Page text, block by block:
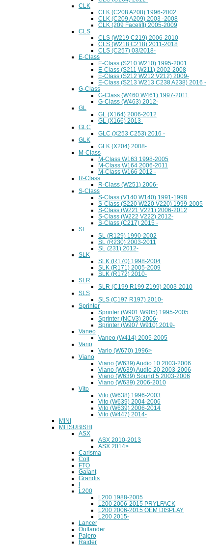
CLK
CLK (C208 A208) 1996-2002
CLK (C209 A209) 2003 -2008
CLK (209 Facelift) 2005-2009
CLS
CLS (W219 C219) 2006-2010
CLS (W218 C218) 2011-2018
CLS (C257) 03/2018-
E-Class
E-Class (S210 W210) 1995-2001
E-Class (S211 W211) 2002-2008
E-Class (S212 W212 V212) 2009-
E-Class (S213 W213 C238 A238) 2016 -
G-Class
G-Class (W460 W461) 1997-2011
G-Class (W463) 2012-
GL
GL (X164) 2006-2012
GL (X166) 2013-
GLC
GLC (X253 C253) 2016 -
GLK
GLK (X204) 2008-
M-Class
M-Class W163 1998-2005
M-Class W164 2006-2011
M-Class W166 2012 -
R-Class
R-Class (W251) 2006-
S-Class
S-Class (V140 W140) 1991-1998
S-Class (S220 W220 V220) 1999-2005
S-Class (W221 V221) 2006-2012
S-Class (W222 V222) 2012-
S-Class (C217) 2015 -
SL
SL (R129) 1990-2002
SL (R230) 2003-2011
SL (231) 2012-
SLK
SLK (R170) 1998-2004
SLK (R171) 2005-2009
SLK (R172) 2010-
SLR
SLR (C199 R199 Z199) 2003-2010
SLS
SLS (C197 R197) 2010-
Sprinter
Sprinter (W901 W905) 1995-2005
Sprinter (NCV3) 2006-
Sprinter (W907 W910) 2019-
Vaneo
Vaneo (W414) 2005-2005
Vario
Vario (W670) 1996>
Viano
Viano (W639) Audio 10 2003-2006
Viano (W639) Audio 20 2003-2006
Viano (W639) Sound 5 2003-2006
Viano (W639) 2006-2010
Vito
Vito (W638) 1996-2003
Vito (W639) 2004-2006
Vito (W639) 2006-2014
Vito (W447) 2014-
MINI
MITSUBISHI
ASX
ASX 2010-2013
ASX 2014>
Carisma
Colt
FTO
Galant
Grandis
I
L200
L200 1988-2005
L200 2006-2015 PRYLFACK
L200 2006-2015 OEM DISPLAY
L200 2015-
Lancer
Outlander
Pajero
Raider